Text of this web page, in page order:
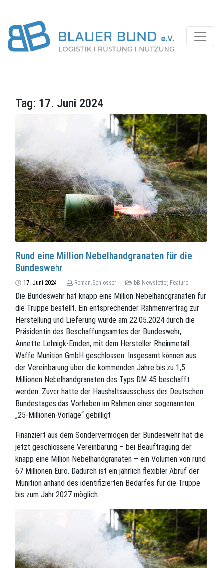
Tag: 17. Juni 2024
Rund eine Million Nebelhandgranaten für die
Bundeswehr
17. Juni 2024 Roman.Schlosser bB Newsletter, Feature
Die Bundeswehr hat knapp eine Million Nebelhandgranaten für
die Truppe bestellt. Ein entsprechender Rahmenvertrag zur
Herstellung und Lieferung wurde am 22.05.2024 durch die
Präsidentin des Beschaffungsamtes der Bundeswehr,
Annette Lehnigk-Emden, mit dem Hersteller Rheinmetall
Waffe Munition GmbH geschlossen. Insgesamt können aus
der Vereinbarung über die kommenden Jahre bis zu 1,5
Millionen Nebelhandgranaten des Typs DM 45 beschafft
werden. Zuvor hatte der Haushaltsausschuss des Deutschen
Bundestages das Vorhaben im Rahmen einer sogenannten
„25-Millionen-Vorlage“ gebilligt.
Finanziert aus dem Sondervermögen der Bundeswehr hat die
jetzt geschlossene Vereinbarung – bei Beauftragung der
knapp eine Million Nebelhandgranaten – ein Volumen von rund
67 Millionen Euro. Dadurch ist ein jährlich flexibler Abruf der
Munition anhand des identifizierten Bedarfes für die Truppe
bis zum Jahr 2027 möglich.